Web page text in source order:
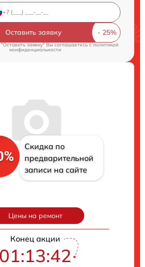
Оставить заявку
заявку" Вы соглашаетесь cполитикой
конфиденциальности
Скидка по
предварительной
записи на сайте
Цены на ремонт
Конец акции
01:13:40